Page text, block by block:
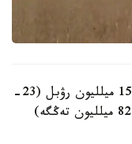
باسىلىمنىڭ مالىمەتىنشە، جولاۋشىلارعا 15,8 ميلليون رۋبل (23-
قاراشاداعى جاعداي بويىنشا بۇل شامامەن 82 ميلليون تەڭگە)